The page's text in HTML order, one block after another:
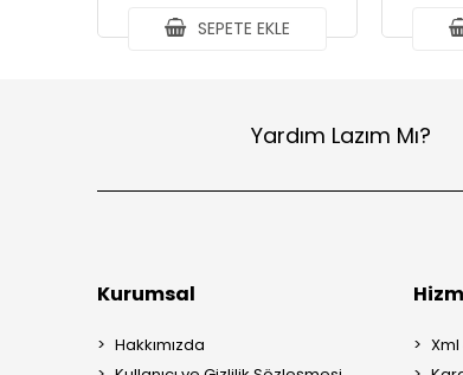
SEPETE EKLE
Yardım Lazım Mı?
Kurumsal
Hakkımızda